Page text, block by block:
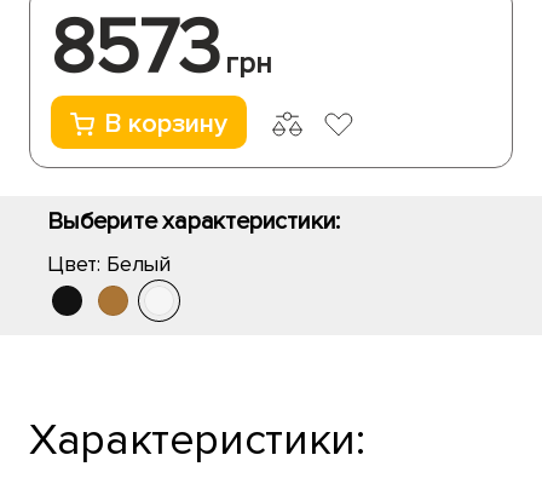
8573 грн
В корзину
Выберите характеристики:
Цвет: Белый
Характеристики: